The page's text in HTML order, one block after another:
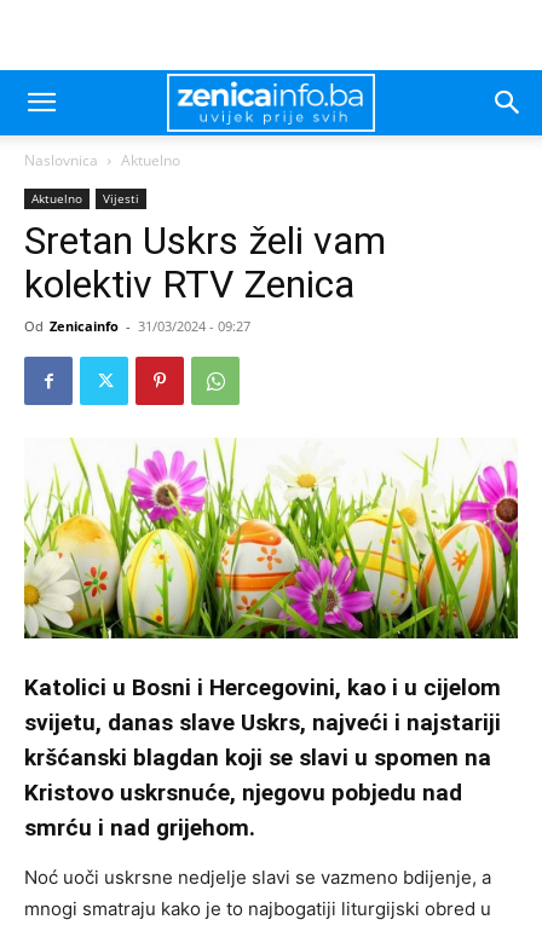
Naslovnica Aktuelno
Aktuelno Vijesti
Sretan Uskrs želi vam
kolektiv RTV Zenica
Od Zenicainfo - 31/03/2024 - 09:27
Katolici u Bosni i Hercegovini, kao i u cijelom
svijetu, danas slave Uskrs, najveći i najstariji
kršćanski blagdan koji se slavi u spomen na
Kristovo uskrsnuće, njegovu pobjedu nad
smrću i nad grijehom.
Noć uoči uskrsne nedjelje slavi se vazmeno bdijenje, a
mnogi smatraju kako je to najbogatiji liturgijski obred u